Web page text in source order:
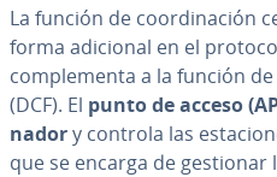
La función de coor­di­na­ción
forma adicional en el
co­m­ple­me­n­ta a la función
(DCF). El punto de acceso
na­dory controla las
que se encarga de